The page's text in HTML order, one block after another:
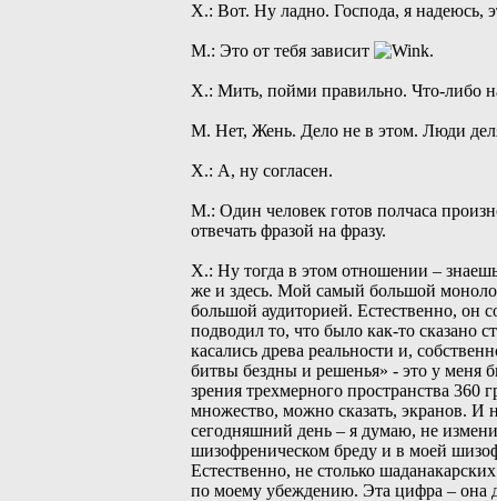
Х.: Вот. Ну ладно. Господа, я надеюсь,
М.: Это от тебя зависит .
Х.: Мить, пойми правильно. Что-либо
М. Нет, Жень. Дело не в этом. Люди
Х.: А, ну согласен.
М.: Один человек готов полчаса
отвечать фразой на фразу.
Х.: Ну тогда в этом отношении –
же и здесь. Мой самый большой
большой аудиторией. Естественно, он
подводил то, что было как-то сказано
касались древа реальности и,
битвы бездны и решенья» - это у меня
зрения трехмерного пространства
множество, можно сказать, экранов. И
сегодняшний день – я думаю, не
шизофреническом бреду и в моей
Естественно, не столько
по моему убеждению. Эта цифра – она